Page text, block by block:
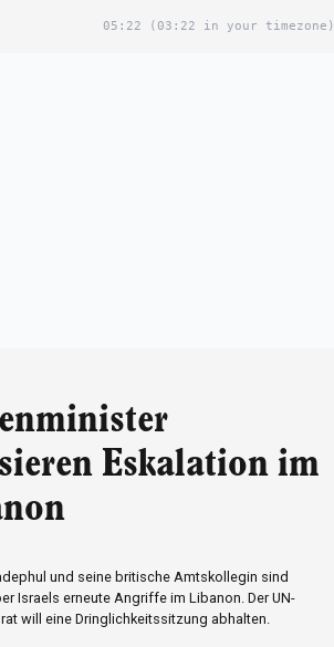
05:22 (03:22 in your timezone)
Eskalation im
und seine britische Amtskollegin sind
Israels erneute Angriffe im Libanon. Der UN-
will eine Dringlichkeitssitzung abhalten.